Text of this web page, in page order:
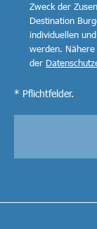
Zweck der
Destination
individuellen
werden.
der
* Pflichtfelder.